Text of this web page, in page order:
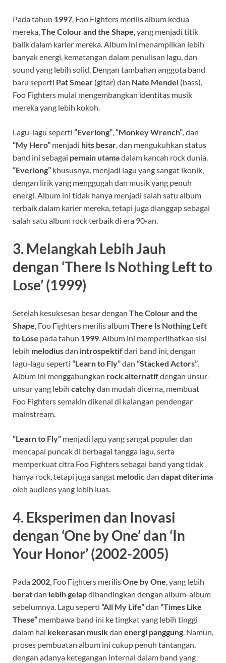
Pada tahun 1997 , Foo Fighters merilis album kedua
mereka, The Colour and the Shape , yang menjadi titik
balik dalam karier mereka. Album ini menampilkan lebih
banyak energi, kematangan dalam penulisan lagu, dan
sound yang lebih solid. Dengan tambahan anggota band
baru seperti Pat Smear (gitar) dan Nate Mendel (bass),
Foo Fighters mulai mengembangkan identitas musik
mereka yang lebih kokoh.
Lagu-lagu seperti “Everlong” “Monkey Wrench” , dan
“My Hero” menjadi hits besar , dan mengukuhkan status
band ini sebagai pemain utamadalam kancah rock dunia.
“Everlong” khususnya, menjadi lagu yang sangat ikonik,
dengan lirik yang menggugah dan musik yang penuh
energi. Album ini tidak hanya menjadi salah satu album
terbaik dalam karier mereka, tetapi juga dianggap sebagai
salah satu album rock terbaik di era 90-an.
3. Melangkah Lebih Jauh
dengan ‘There Is Nothing Left to
Lose’ (1999)
Setelah kesuksesan besar dengan The Colour and the
Shape, Foo Fighters merilis albumThere Is Nothing Left
to Lose pada tahun 1999. Album ini memperlihatkan sisi
lebih melodiusdan introspektifdari band ini, dengan
lagu-lagu seperti “Learn to Fly”dan “Stacked Actors”.
Album ini menggabungkan rock alternatifdengan unsur-
unsur yang lebih catchydan mudah dicerna, membuat
Foo Fighters semakin dikenal di kalangan pendengar
mainstream.
“Learn to Fly” menjadi lagu yang sangat populer dan
mencapai puncak di berbagai tangga lagu, serta
memperkuat citra Foo Fighters sebagai band yang tidak
hanya rock, tetapi juga sangat melodicdan dapat diterima
oleh audiens yang lebih luas.
4. Eksperimen dan Inovasi
dengan ‘One by One’ dan ‘In
Your Honor’ (2002-2005)
Pada 2002, Foo Fighters merilisOne by One, yang lebih
beratdan lebih gelapdibandingkan dengan album-album
sebelumnya. Lagu seperti “All My Life”dan “Times Like
These” membawa band ini ke tingkat yang lebih tinggi
dalam hal kekerasan musikdan energi panggung. Namun,
proses pembuatan album ini cukup penuh tantangan,
dengan adanya ketegangan internal dalam band yang